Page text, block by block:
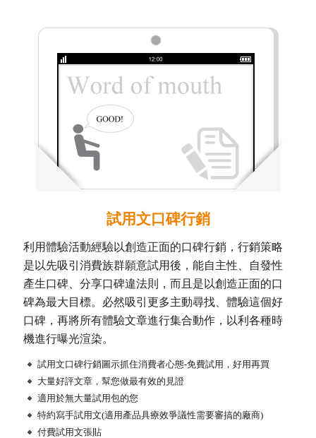
試用文口碑行銷
利用體驗活動經驗以創造正面的口碑行銷，行銷策略
是以先吸引消費族群願意試用後，能自主性、自發性
產生口碑、分享口碑違法則，而且是以創造正面的口
碑為最大目標。必然吸引更多主動尋找、體驗這個好
口碑，再將所有體驗文章進行集合動作，以利各種時
機進行曝光渲染。
試用文口碑行銷圖示抓住消費者心態-免費試用，好用再買
大量好評文章，幫您做最有效的見證
適用於無大量試用包的您
特約寫手試用文(適用產品具療效爭議性需要審搞的廠商)
付費試用文張貼